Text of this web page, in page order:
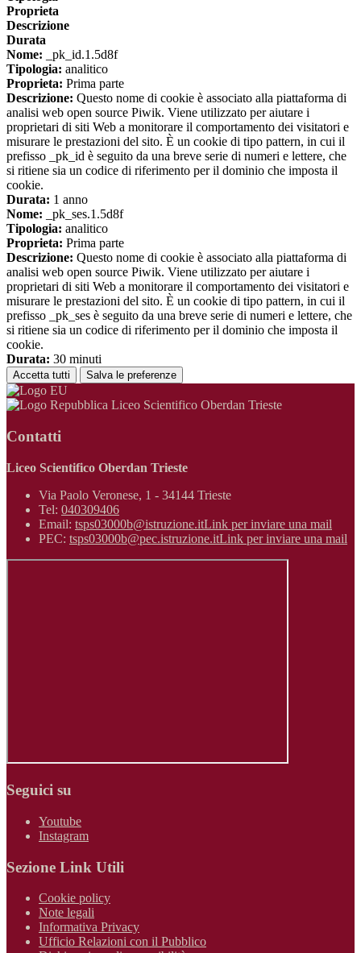
Proprieta
Descrizione
Durata
Nome: _pk_id.1.5d8f
Tipologia: analitico
Proprieta: Prima parte
Descrizione: Questo nome di cookie è associato alla piattaforma di
analisi web open source Piwik. Viene utilizzato per aiutare i
proprietari di siti Web a monitorare il comportamento dei visitatori e
misurare le prestazioni del sito. È un cookie di tipo pattern, in cui il
prefisso _pk_id è seguito da una breve serie di numeri e lettere, che
si ritiene sia un codice di riferimento per il dominio che imposta il
cookie.
Durata: 1 anno
Nome: _pk_ses.1.5d8f
Tipologia: analitico
Proprieta: Prima parte
Descrizione: Questo nome di cookie è associato alla piattaforma di
analisi web open source Piwik. Viene utilizzato per aiutare i
proprietari di siti Web a monitorare il comportamento dei visitatori e
misurare le prestazioni del sito. È un cookie di tipo pattern, in cui il
prefisso _pk_ses è seguito da una breve serie di numeri e lettere, che
si ritiene sia un codice di riferimento per il dominio che imposta il
cookie.
Durata: 30 minuti
Accetta tutti Salva le preferenze
Liceo Scientifico Oberdan Trieste
Contatti
Liceo Scientifico Oberdan Trieste
Via Paolo Veronese, 1 - 34144 Trieste
Tel: 040309406
Email: tsps03000b@istruzione.itLink per inviare una mail
PEC: tsps03000b@pec.istruzione.itLink per inviare una mail
Seguici su
Youtube
Instagram
Sezione Link Utili
Cookie policy
Note legali
Informativa Privacy
Ufficio Relazioni con il Pubblico